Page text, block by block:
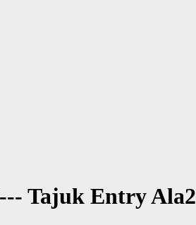
Tajuk Entry Ala2